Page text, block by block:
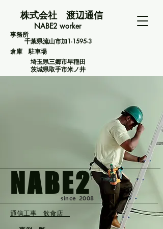
株式会社 渡辺通信
NABE2 worker
事務所
千葉県流山市加1-1595-3
​ 倉庫 駐車場
埼玉県三郷市早稲田
茨城県取手市米ノ井
​NABE2
​since 2008
通信工事 飲食店